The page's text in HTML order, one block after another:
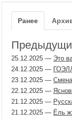
Ранее
25.12.2025 — Это
24.12.2025 —
23.12.2025 —
22.12.2025 —
21.12.2025 —
21.12.2025 — Ёль